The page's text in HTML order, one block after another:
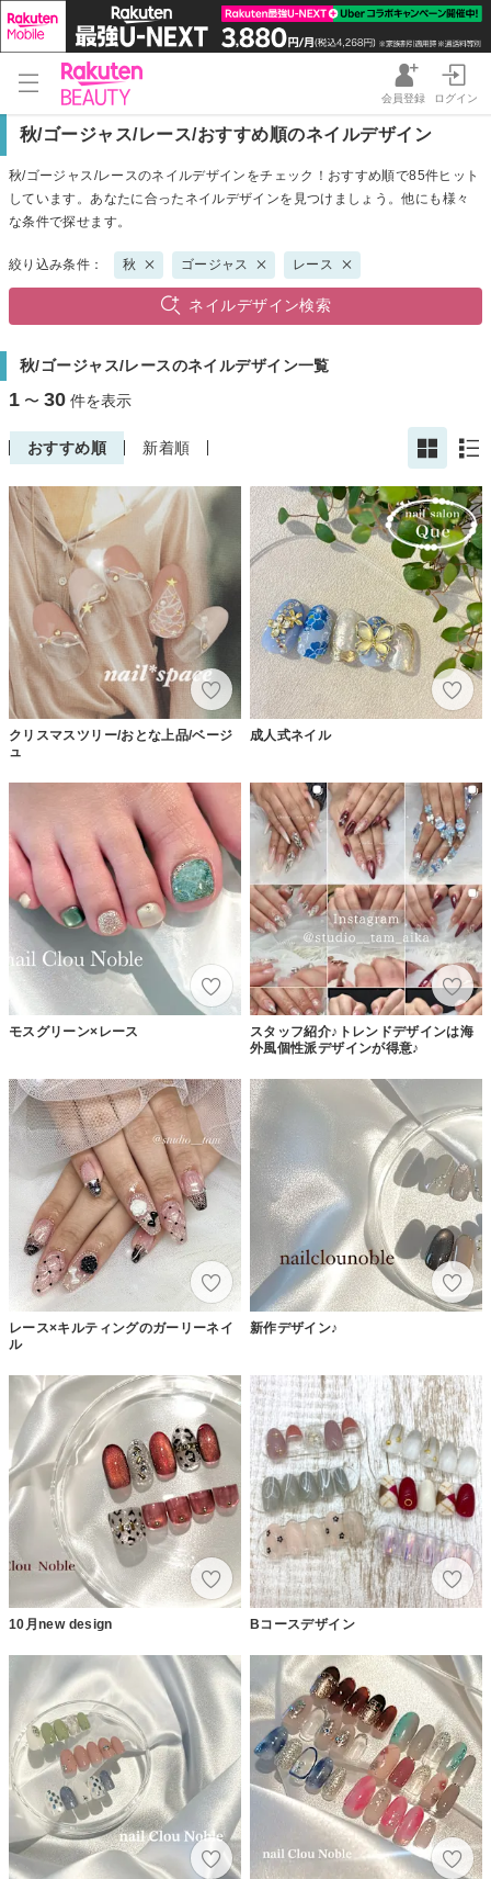
会員登録 ログイン
秋/ゴージャス/レース/おすすめ順のネイルデザイン
秋/ゴージャス/レースのネイルデザインをチェック！おすすめ順で85件ヒット
しています。あなたに合ったネイルデザインを見つけましょう。他にも様々
な条件で探せます。
絞り込み条件： 秋 ゴージャス レース
ネイルデザイン検索
秋/ゴージャス/レースのネイルデザイン一覧
1 〜 30 件を表示
おすすめ順 新着順
クリスマスツリー/おとな上品/ベージ
ュ
成人式ネイル
モスグリーン×レース
スタッフ紹介♪トレンドデザインは海
外風個性派デザインが得意♪
レース×キルティングのガーリーネイ
ル
新作デザイン♪
10月new design Bコースデザイン